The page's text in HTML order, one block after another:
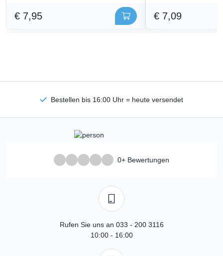
€ 7,95 € 7,09
Bestellen bis 16:00 Uhr = heute versendet
0+ Bewertungen
Rufen Sie uns an 033 - 200 3116
10:00 - 16:00